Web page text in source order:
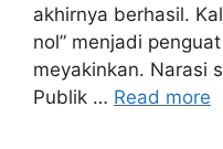
akhirnya berhasil.
nol” menjadi
meyakinkan. Narasi
Publik … Read more